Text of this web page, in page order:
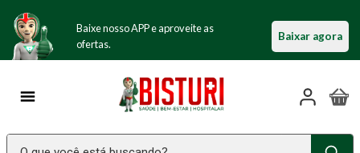
Baixe nosso APP e aproveite as
ofertas.
Baixar agora
O que você está buscando?